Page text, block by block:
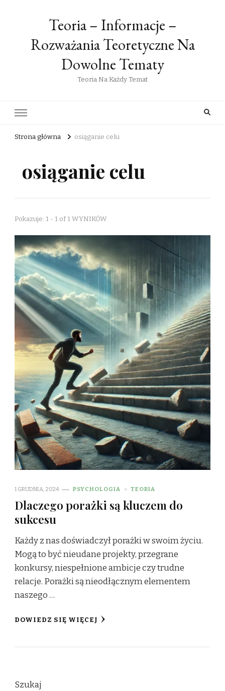
Teoria – Informacje –
Rozważania Teoretyczne Na
Dowolne Tematy
Teoria Na Każdy Temat
Strona główna osiąganie celu
osiąganie celu
Pokazuje: 1 - 1 of 1 WYNIKÓW
1 GRUDNIA, 2024 PSYCHOLOGIA TEORIA
Dlaczego porażki są kluczem do
sukcesu
Każdy z nas doświadczył porażki w swoim życiu.
Mogą to być nieudane projekty, przegrane
konkursy, niespełnione ambicje czy trudne
relacje. Porażki są nieodłącznym elementem
naszego …
DOWIEDZ SIĘ WIĘCEJ
Szukaj